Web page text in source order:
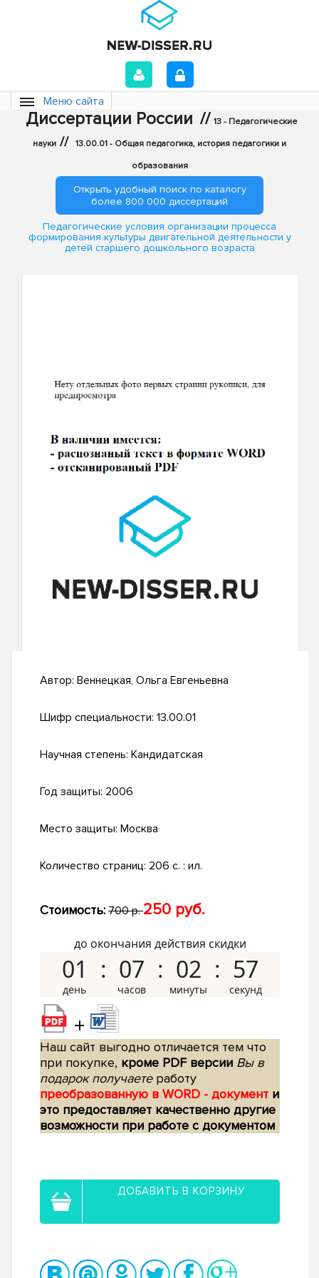
Меню сайта
Диссертации России // 13 - Педагогические
науки // 13.00.01 - Общая педагогика, история педагогики и
образования
Открыть удобный поиск по каталогу
более 800 000 диссертаций
Педагогические условия организации процесса
формирования культуры двигательной деятельности у
детей старшего дошкольного возраста
Автор: Веннецкая, Ольга Евгеньевна
Шифр специальности: 13.00.01
Научная степень: Кандидатская
Год защиты: 2006
Место защиты: Москва
Количество страниц: 206 с. : ил.
Стоимость: 700 р.250 руб.
до окончания действия скидки
01 07 02 56
+
Наш сайт выгодно отличается тем что
при покупке, кроме PDF версии Вы в
подарок получаетеработу
преобразованную в WORD - документ и
это предоставляет качественно другие
возможности при работе с документом
ДОБАВИТЬ В КОРЗИНУ